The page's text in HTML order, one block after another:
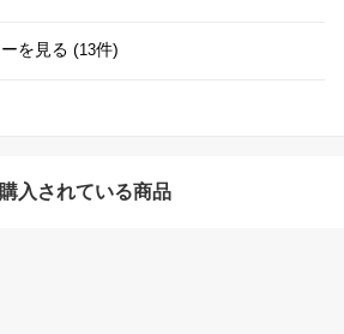
を見る (13件)
入されている商品